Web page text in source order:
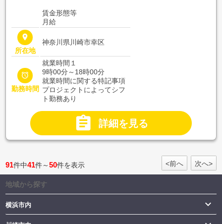
賃金形態等
月給
place
所在地
神奈川県川崎市幸区

勤務時間
就業時間１
9時00分～18時00分
就業時間に関する特記事項
プロジェクトによってシフ
ト勤務あり
 詳細を見る
91件中41件～50件を表示 <前へ 次へ>
地域から探す
横浜市内 